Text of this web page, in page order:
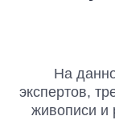
На
экспертов,
живописи и